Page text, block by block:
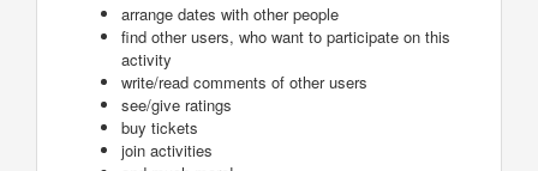
arrange dates with other people
find other users, who want to participate on this
activity
write/read comments of other users
see/give ratings
buy tickets
join activities